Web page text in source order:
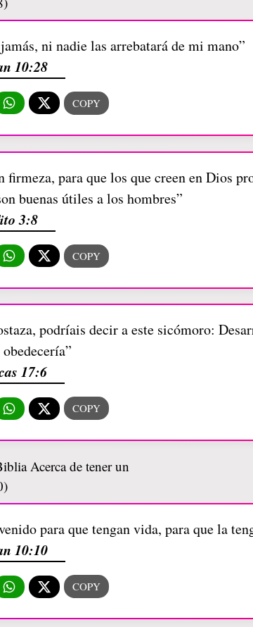
ni nadie las arrebatará de mi mano”
10:28
para que los que creen en Dios
buenas útiles a los hombres”
3:8
podríais decir a este sicómoro:
17:6
para que tengan vida, para que la
10:10